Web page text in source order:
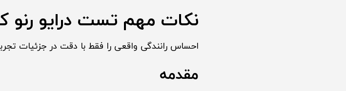
نکات مهم تست درایو رنو
احساس رانندگی واقعی را فقط با دقت در جزئیات
مقدمه